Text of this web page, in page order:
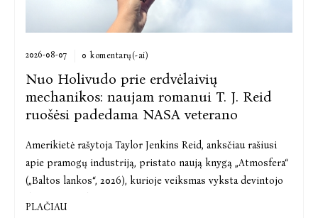
2026-08-07 0 komentarų(-ai)
Nuo Holivudo prie erdvėlaivių
mechanikos: naujam romanui T. J. Reid
ruošėsi padedama NASA veterano
Amerikietė rašytoja Taylor Jenkins Reid, anksčiau rašiusi
apie pramogų industriją, pristato naują knygą „Atmosfera“
(„Baltos lankos“, 2026), kurioje veiksmas vyksta devintojo
dešimtmečio kosmoso tyrin...
PLAČIAU